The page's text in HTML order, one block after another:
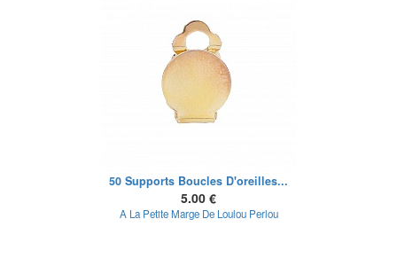
50 Supports Boucles D'oreilles...
5.00 €
A La Petite Marge De Loulou Perlou